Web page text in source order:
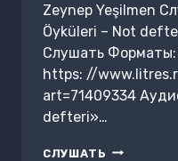
Zeynep Yeşilmen
Öyküleri – Not
Слушать Форматы:
https: //
art=71409334
defteri»…
СЛУШАТЬ KIR